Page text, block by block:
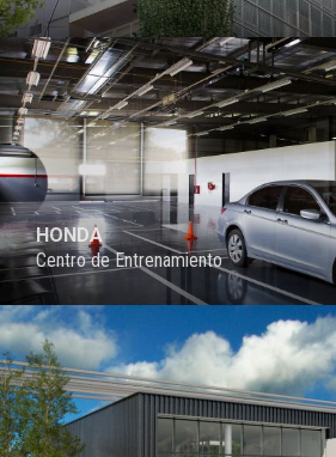
HONDA
Centro de Entrenamiento